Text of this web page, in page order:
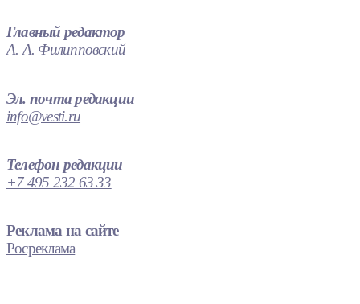
Главный редактор
А. А. Филипповский
Эл. почта редакции
info@vesti.ru
Телефон редакции
+7 495 232 63 33
Реклама на сайте
Росреклама